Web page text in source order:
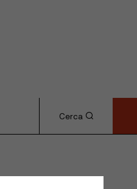
Cerca